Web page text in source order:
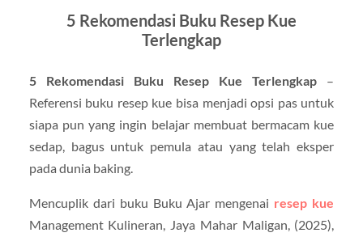
5 Rekomendasi Buku Resep Kue
Terlengkap
5 Rekomendasi Buku Resep Kue Terlengkap –
Referensi buku resep kue bisa menjadi opsi pas untuk
siapa pun yang ingin belajar membuat bermacam kue
sedap, bagus untuk pemula atau yang telah eksper
pada dunia baking.
Mencuplik dari buku Buku Ajar mengenai resep kue
Management Kulineran, Jaya Mahar Maligan, (2025),